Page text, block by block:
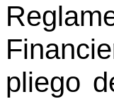
pliego